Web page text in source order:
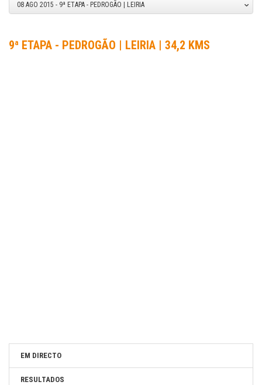
http://volta-portugal.com/
SITE DO ORGANIZADOR:
08 AGO 2015 - 9ª ETAPA - PEDROGÃO | LEIRIA
9ª ETAPA - PEDROGÃO | LEIRIA | 34,2 KMS
EM DIRECTO
RESULTADOS